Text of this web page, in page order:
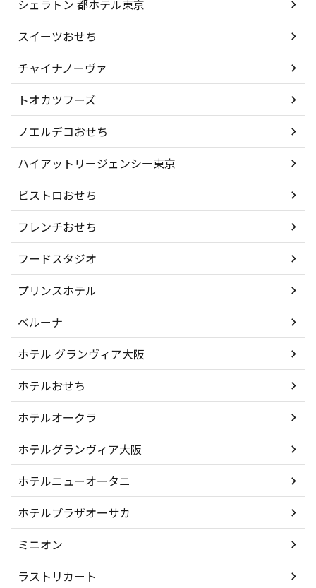
シェラトン 都ホテル東京
スイーツおせち
チャイナノーヴァ
トオカツフーズ
ノエルデコおせち
ハイアットリージェンシー東京
ビストロおせち
フレンチおせち
フードスタジオ
プリンスホテル
ベルーナ
ホテル グランヴィア大阪
ホテルおせち
ホテルオークラ
ホテルグランヴィア大阪
ホテルニューオータニ
ホテルプラザオーサカ
ミニオン
ラストリカート